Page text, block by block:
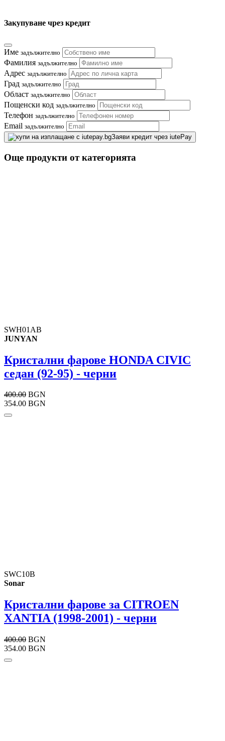
Закупуване чрез кредит
Име задължително
Фамилия задължително
Адрес задължително
Град задължително
Област задължително
Пощенски код задължително
Телефон задължително
Email задължително
Заяви кредит чрез iutePay
Още продукти от категорията
SWH01AB
JUNYAN
Кристални фарове HONDA CIVIC
седан (92-95) - черни
400.00 BGN
354.00 BGN
SWC10B
Sonar
Кристални фарове за CITROEN
XANTIA (1998-2001) - черни
400.00 BGN
354.00 BGN